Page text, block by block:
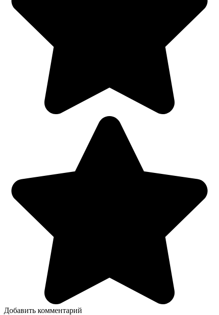
Добавить комментарий